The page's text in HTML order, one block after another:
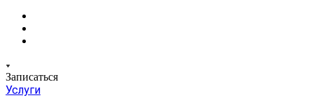
Записаться
Услуги